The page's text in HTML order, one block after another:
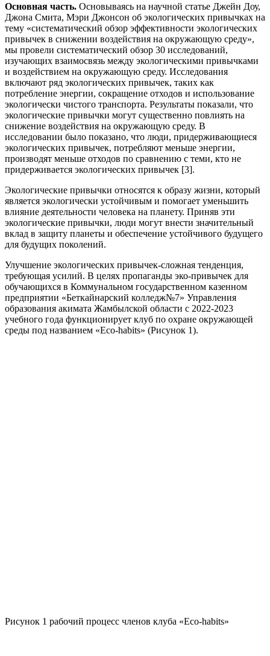
Основная часть. Основываясь на научной статье Джейн Доу,
Джона Смита, Мэри Джонсон об экологических привычках на
тему «систематический обзор эффективности экологических
привычек в снижении воздействия на окружающую среду»,
мы провели систематический обзор 30 исследований,
изучающих взаимосвязь между экологическими привычками
и воздействием на окружающую среду. Исследования
включают ряд экологических привычек, таких как
потребление энергии, сокращение отходов и использование
экологически чистого транспорта. Результаты показали, что
экологические привычки могут существенно повлиять на
снижение воздействия на окружающую среду. В
исследовании было показано, что люди, придерживающиеся
экологических привычек, потребляют меньше энергии,
производят меньше отходов по сравнению с теми, кто не
придерживается экологических привычек [3].
Экологические привычки относятся к образу жизни, который
является экологически устойчивым и помогает уменьшить
влияние деятельности человека на планету. Приняв эти
экологические привычки, люди могут внести значительный
вклад в защиту планеты и обеспечение устойчивого будущего
для будущих поколений.
Улучшение экологических привычек-сложная тенденция,
требующая усилий. В целях пропаганды эко-привычек для
обучающихся в Коммунальном государственном казенном
предприятии «Беткайнарский колледж№7» Управления
образования акимата Жамбылской области с 2022-2023
учебного года функционирует клуб по охране окружающей
среды под названием «Eco-habits» (Рисунок 1).
Рисунок 1 рабочий процесс членов клуба «Eco-habits»